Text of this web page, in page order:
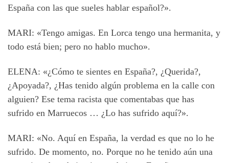
España con las que sueles hablar español?».
MARI: «Tengo amigas. En Lorca tengo una hermanita, y
todo está bien; pero no hablo mucho».
ELENA: «¿Cómo te sientes en España?, ¿Querida?,
¿Apoyada?, ¿Has tenido algún problema en la calle con
alguien? Ese tema racista que comentabas que has
sufrido en Marruecos … ¿Lo has sufrido aquí?».
MARI: «No. Aquí en España, la verdad es que no lo he
sufrido. De momento, no. Porque no he tenido aún una